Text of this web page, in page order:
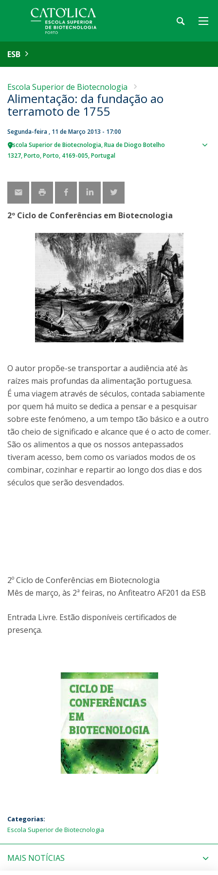
ESB
Escola Superior de Biotecnologia
Alimentação: da fundação ao
terramoto de 1755
Segunda-feira , 11 de Março 2013 - 17:00
Escola Superior de Biotecnologia Rua de Diogo Botelho
1327 Porto Porto 4169-005 Portugal
2º Ciclo de Conferências em Biotecnologia
O autor propõe-se transportar a audiência até às
raízes mais profundas da alimentação portuguesa.
É uma viagem através de séculos, contada sabiamente
por quem há muito se dedica a pensar e a pesquisar
sobre este fenómeno, a um tempo tão básico e a outro
tão cheio de significado e alcance que é o acto de comer.
São os alimentos a que os nossos antepassados
tiveram acesso, bem como os variados modos de os
combinar, cozinhar e repartir ao longo dos dias e dos
séculos que serão desvendados.
2º Ciclo de Conferências em Biotecnologia
Mês de março, às 2ª feiras, no Anfiteatro AF201 da ESB
Entrada Livre. Estão disponíveis certificados de
presença.
Categorias:
Escola Superior de Biotecnologia
MAIS NOTÍCIAS